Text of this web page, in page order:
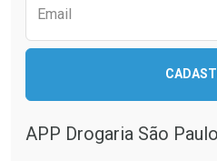
Email
APP Drogaria São Paulo